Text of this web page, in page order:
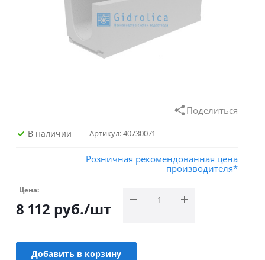
Поделиться
В наличии Артикул:40730071
Розничная рекомендованная цена
производителя*
Цена:
8 112 руб./шт
Добавить в корзину